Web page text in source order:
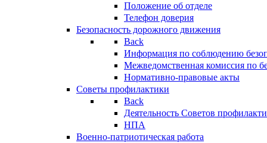
Положение об отделе
Телефон доверия
Безопасность дорожного движения
Back
Информация по соблюдению
Межведомственная комиссия по
Нормативно-правовые акты
Советы профилактики
Back
Деятельность Советов
НПА
Военно-патриотическая работа